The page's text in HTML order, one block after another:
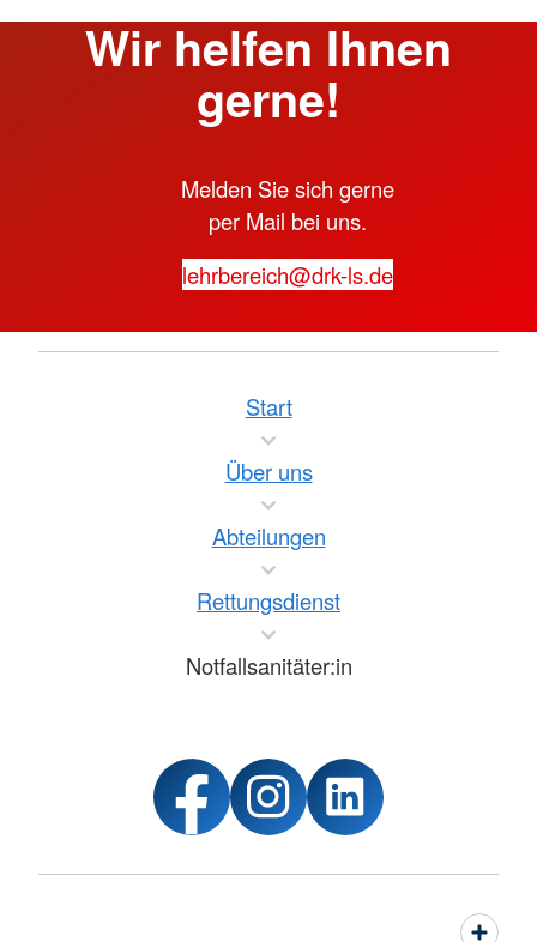
Wir helfen Ihnen
gerne!
Melden Sie sich gerne
per Mail bei uns.
lehrbereich@drk-ls.de
Start
Über uns
Abteilungen
Rettungsdienst
Notfallsanitäter:in